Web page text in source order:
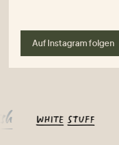
Auf Instagram folgen